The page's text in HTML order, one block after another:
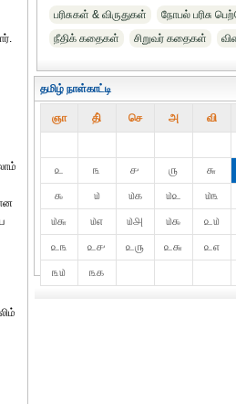
பரிசுகள் & விருதுகள்
நோபல் பரிசு‎
நீதிக் கதைகள்
சிறுவர் கதைகள்
தமிழ் நாள்காட்டி
ஞா தி் செ அ வி
௨
௩ ௪ ௫ ௬
௯
௰ ௰௧ ௰௨ ௰௩
௰௬
௰௭ ௰௮ ௰௯ ௨௰
௨௩
௨௪ ௨௫ ௨௬ ௨௭
௩௰
௩௧